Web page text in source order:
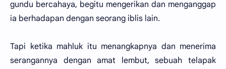
gundu bercahaya, begitu mengerikan dan menganggap
ia berhadapan dengan seorang iblis lain.
Tapi ketika mahluk itu menangkapnya dan menerima
serangannya dengan amat lembut, sebuah telapak